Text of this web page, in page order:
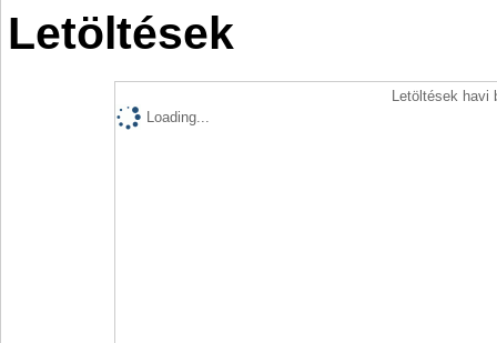
Letöltések
Letöltések
Loading...